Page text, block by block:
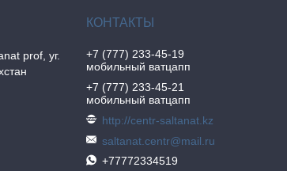
prof, уг.
+7 (777) 233-45-19
мобильный ватцапп
+7 (777) 233-45-21
мобильный ватцапп
http://centr-saltanat.kz
saltanat.centr@mail.ru
+77772334519